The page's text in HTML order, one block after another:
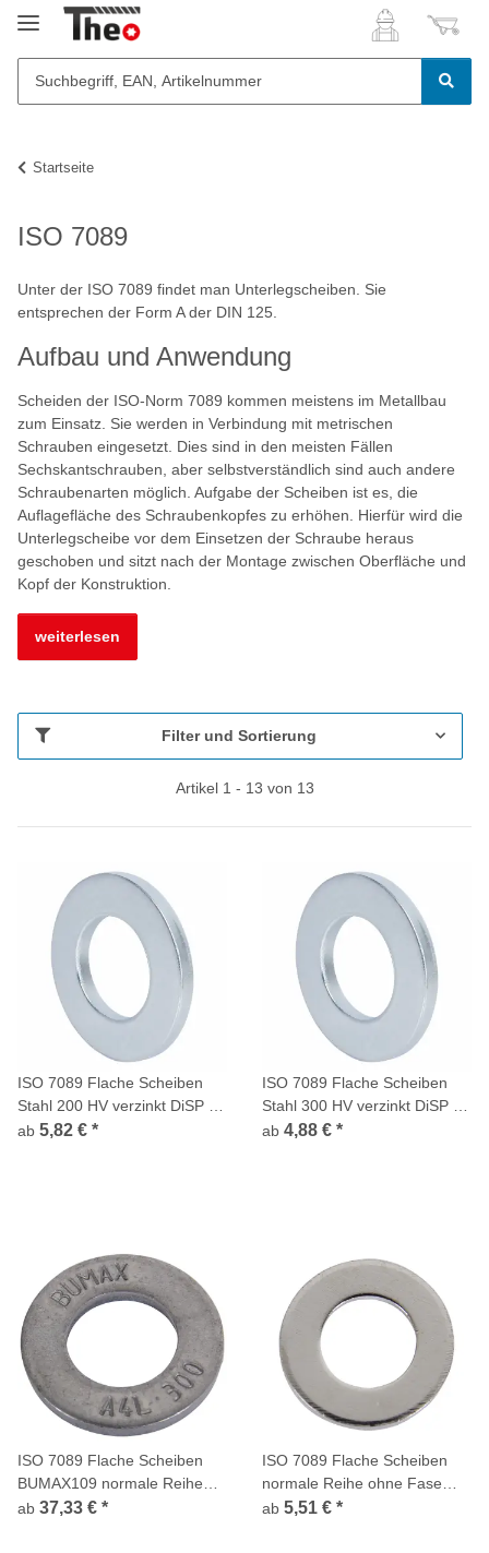
Startseite
ISO 7089
Unter der ISO 7089 findet man Unterlegscheiben. Sie
entsprechen der Form A der DIN 125.
Aufbau und Anwendung
Scheiden der ISO-Norm 7089 kommen meistens im Metallbau
zum Einsatz. Sie werden in Verbindung mit metrischen
Schrauben eingesetzt. Dies sind in den meisten Fällen
Sechskantschrauben, aber selbstverständlich sind auch andere
Schraubenarten möglich. Aufgabe der Scheiben ist es, die
Auflagefläche des Schraubenkopfes zu erhöhen. Hierfür wird die
Unterlegscheibe vor dem Einsetzen der Schraube heraus
geschoben und sitzt nach der Montage zwischen Oberfläche und
Kopf der Konstruktion.
weiterlesen
Filter und Sortierung
Artikel 1 - 13 von 13
ISO 7089 Flache Scheiben
Stahl 200 HV verzinkt DiSP +
S normale Reihe A ohne Fase
ab 5,82 € *
ISO 7089 Flache Scheiben
Stahl 300 HV verzinkt DiSP +
S normale Reihe A ohne Fase
ab 4,88 € *
ISO 7089 Flache Scheiben
BUMAX109 normale Reihe
ohne Fase Edelstahl A4 300
ab 37,33 € *
ISO 7089 Flache Scheiben
normale Reihe ohne Fase
Messing vernickelt
ab 5,51 € *